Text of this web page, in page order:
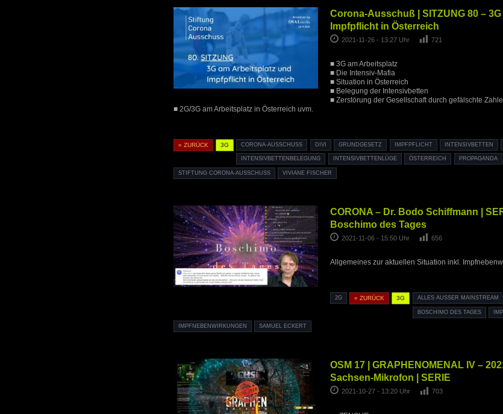
Corona-Ausschuß | SITZUNG 80 –
Impfpflicht in Österreich
2021-11-26 - 13:27 Uhr 721
■ 3G am Arbeitsplatz
■ Die Intensiv-Mafia
■ Situation in Österreich
■ Belegung der Intensivbetten
■ Zerstörung der Gesellschaft durch gefälschte
■ 2G/3G am Arbeitsplatz in Österreich uvm.
« ZURÜCK 3G CORONA-AUSSCHUSS DIVI GRUNDGESETZ IMPFPFLICHT INTENSIVBETTEN
INTENSIVBETTENBELEGUNG INTENSIVBETTENLÜGE ÖSTERREICH PROPAGANDA
STIFTUNG CORONA-AUSSCHUSS VIVIANE FISCHER
CORONA – Dr. Bodo Schiffmann |
Boschimo des Tages
2021-11-06 - 15:50 Uhr 656
Allgemeines zur aktuellen Situation inkl.
2G « ZURÜCK 3G ALLES AUSSER MAINSTREAM
BOSCHIMO DES TAGES
IMPFNEBENWIRKUNGEN SAMUEL ECKERT
OSM 17 | GRAPHENOMENAL IV –
Sachsen-Mikrofon | SERIE
2021-10-27 - 13:20 Uhr 703